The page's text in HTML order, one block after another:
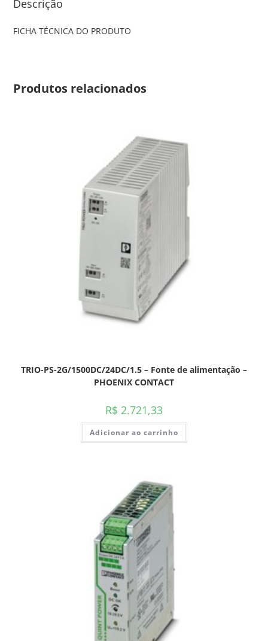
Descrição
FICHA TÉCNICA DO PRODUTO
Produtos relacionados
TRIO-PS-2G/1500DC/24DC/1.5 – Fonte de alimentação –
PHOENIX CONTACT
R$ 2.721,33
Adicionar ao carrinho